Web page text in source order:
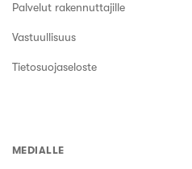
Palvelut rakennuttajille
Vastuullisuus
Tietosuojaseloste
MEDIALLE